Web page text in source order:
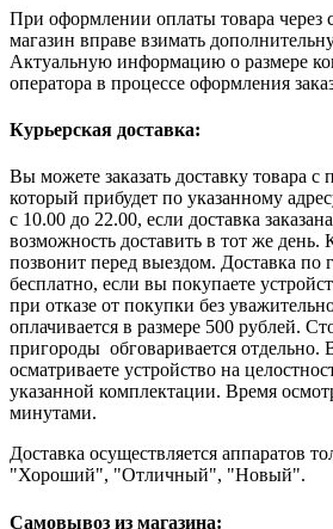
При оформлении оплаты товара
магазин вправе взимать
Актуальную информацию о размере
оператора в процессе оформления
Курьерская доставка:
Вы можете заказать доставку товара
который прибудет по указанному
с 10.00 до 22.00, если доставка
возможность доставить в тот же день.
позвонит перед выездом. Доставка по
бесплатно, если вы покупаете
при отказе от покупки без
оплачивается в размере 500 рублей.
пригороды обговаривается отдельно.
осматриваете устройство на
указанной комплектации. Время
минутами.
Доставка осуществляется аппаратов
"Хороший", "Отличный", "Новый".
Самовывоз из магазина: